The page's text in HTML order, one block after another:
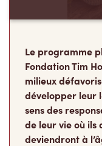
Le programme
Fondation Tim
milieux
développer leur
sens des
de leur vie où ils
deviendront à